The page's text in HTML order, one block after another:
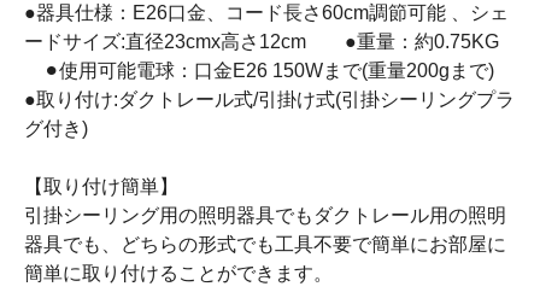
●器具仕様：E26口金、コード長さ60cm調節可能 、シェ
ードサイズ:直径23cmx高さ12cm ●重量：約0.75KG
⚫︎使用可能電球：口金E26 150Wまで(重量200gまで)
●取り付け:ダクトレール式/引掛け式(引掛シーリングプラ
グ付き)
【取り付け簡単】
引掛シーリング用の照明器具でもダクトレール用の照明
器具でも、どちらの形式でも工具不要で簡単にお部屋に
簡単に取り付けることができます。